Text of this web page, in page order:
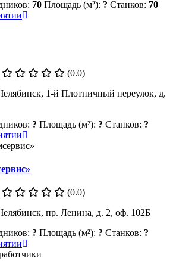
70 Площадь (м²): ? Станков: 70
(0.0)
1-й Плотничный переулок, д.
? Площадь (м²): ? Станков: ?
(0.0)
пр. Ленина, д. 2, оф. 102Б
? Площадь (м²): ? Станков: ?